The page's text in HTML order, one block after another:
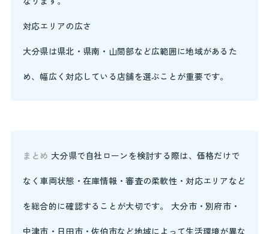
対応エリアの広さ
大分県は県北・県南・山間部など広範囲に地域があるた
め、幅広く対応している店舗を選ぶことが重要です。
まとめ 大分県で自社ローンを検討する際は、価格だけで
なく車両状態・在庫情報・審査の柔軟性・対応エリアなど
を総合的に確認することが大切です。 大分市・別府市・
中津市・日田市・佐伯市など地域によって生活環境が異な